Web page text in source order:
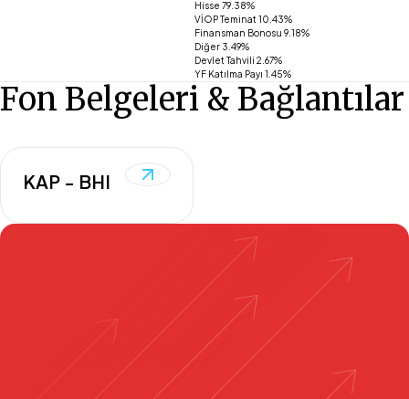
Hisse 79.38%
VİOP Teminat 10.43%
Finansman Bonosu 9.18%
Diğer 3.49%
Devlet Tahvili 2.67%
YF Katılma Payı 1.45%
Fon Belgeleri & Bağlantılar
KAP - BHI